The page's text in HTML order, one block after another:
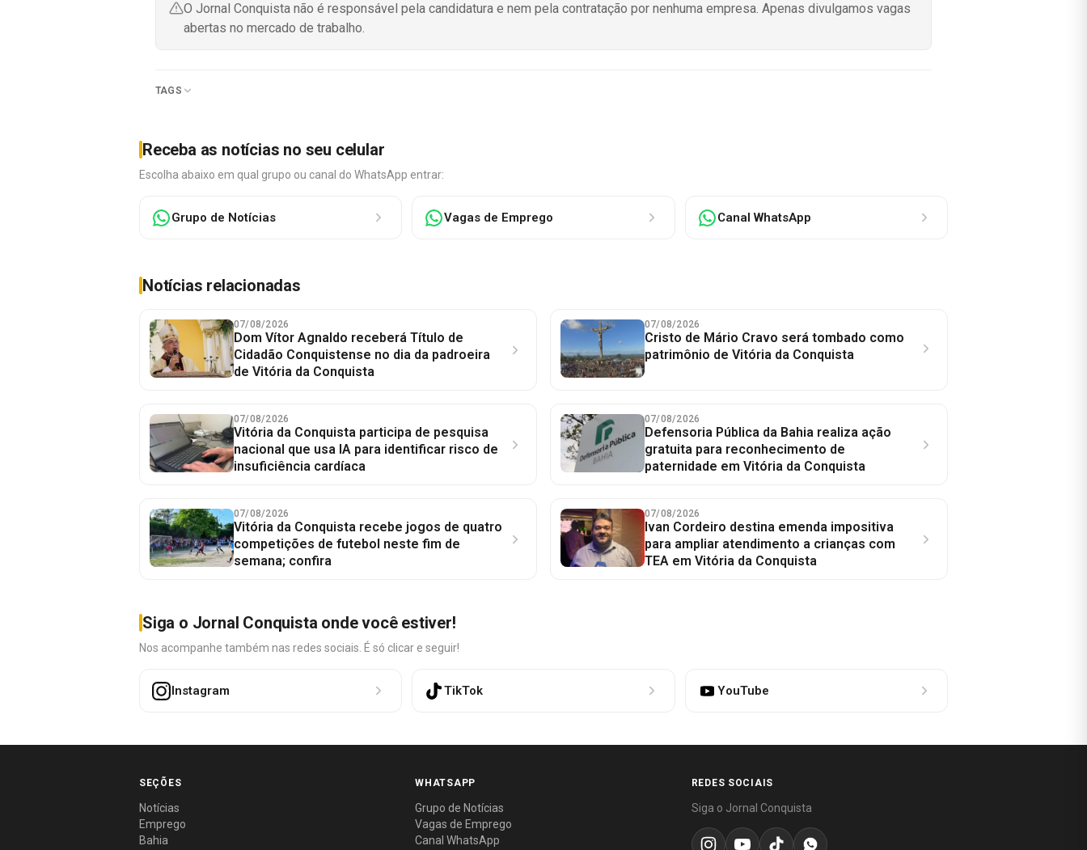
O Jornal Conquista não é responsável pela candidatura e nem pela contratação por nenhuma empresa. Apenas divulgamos vagas
abertas no mercado de trabalho.
TAGS
Receba as notícias no seu celular
Escolha abaixo em qual grupo ou canal do WhatsApp entrar:
Grupo de Notícias Vagas de Emprego Canal WhatsApp
Notícias relacionadas
07/08/2026
Dom Vítor Agnaldo receberá Título de
Cidadão Conquistense no dia da padroeira
de Vitória da Conquista
07/08/2026
Cristo de Mário Cravo será tombado como
patrimônio de Vitória da Conquista
07/08/2026
Vitória da Conquista participa de pesquisa
nacional que usa IA para identificar risco de
insuficiência cardíaca
07/08/2026
Defensoria Pública da Bahia realiza ação
gratuita para reconhecimento de
paternidade em Vitória da Conquista
07/08/2026
Vitória da Conquista recebe jogos de quatro
competições de futebol neste fim de
semana; confira
07/08/2026
Ivan Cordeiro destina emenda impositiva
para ampliar atendimento a crianças com
TEA em Vitória da Conquista
Siga o Jornal Conquista onde você estiver!
Nos acompanhe também nas redes sociais. É só clicar e seguir!
Instagram TikTok YouTube
SEÇÕES
Notícias
Emprego
Bahia
WHATSAPP
Grupo de Notícias
Vagas de Emprego
Canal WhatsApp
REDES SOCIAIS
Siga o Jornal Conquista